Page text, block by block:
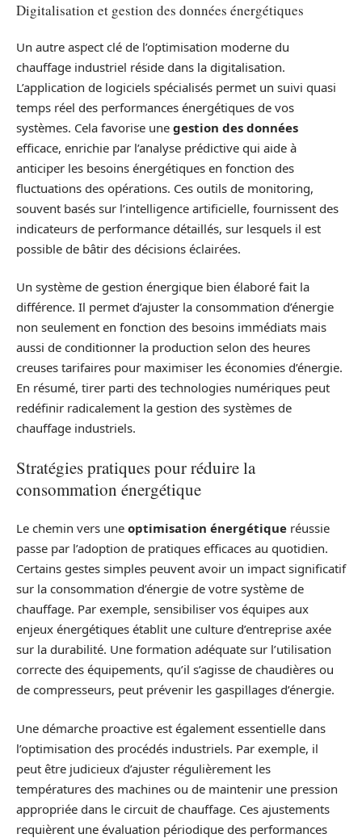
Digitalisation et gestion des données énergétiques
Un autre aspect clé de l’optimisation moderne du
chauffage industriel réside dans la digitalisation.
L’application de logiciels spécialisés permet un suivi quasi
temps réel des performances énergétiques de vos
systèmes. Cela favorise une gestion des données
efficace, enrichie par l’analyse prédictive qui aide à
anticiper les besoins énergétiques en fonction des
fluctuations des opérations. Ces outils de monitoring,
souvent basés sur l’intelligence artificielle, fournissent des
indicateurs de performance détaillés, sur lesquels il est
possible de bâtir des décisions éclairées.
Un système de gestion énergique bien élaboré fait la
différence. Il permet d’ajuster la consommation d’énergie
non seulement en fonction des besoins immédiats mais
aussi de conditionner la production selon des heures
creuses tarifaires pour maximiser les économies d’énergie.
En résumé, tirer parti des technologies numériques peut
redéfinir radicalement la gestion des systèmes de
chauffage industriels.
Stratégies pratiques pour réduire la
consommation énergétique
Le chemin vers une optimisation énergétique réussie
passe par l’adoption de pratiques efficaces au quotidien.
Certains gestes simples peuvent avoir un impact significatif
sur la consommation d’énergie de votre système de
chauffage. Par exemple, sensibiliser vos équipes aux
enjeux énergétiques établit une culture d’entreprise axée
sur la durabilité. Une formation adéquate sur l’utilisation
correcte des équipements, qu’il s’agisse de chaudières ou
de compresseurs, peut prévenir les gaspillages d’énergie.
Une démarche proactive est également essentielle dans
l’optimisation des procédés industriels. Par exemple, il
peut être judicieux d’ajuster régulièrement les
températures des machines ou de maintenir une pression
appropriée dans le circuit de chauffage. Ces ajustements
requièrent une évaluation périodique des performances